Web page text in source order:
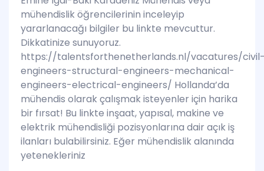
mühendislik öğrencilerinin inceleyip
yararlanacağı bilgiler bu linkte mevcuttur.
Dikkatinize sunuyoruz.
https://talentsforthenetherlands.nl/vacatures/
engineers-structural-engineers-mechanical-
engineers-electrical-engineers/ Hollanda’da
mühendis olarak çalışmak isteyenler için harika
bir fırsat! Bu linkte inşaat, yapısal, makine ve
elektrik mühendisliği pozisyonlarına dair açık iş
ilanları bulabilirsiniz. Eğer mühendislik alanında
yetenekleriniz